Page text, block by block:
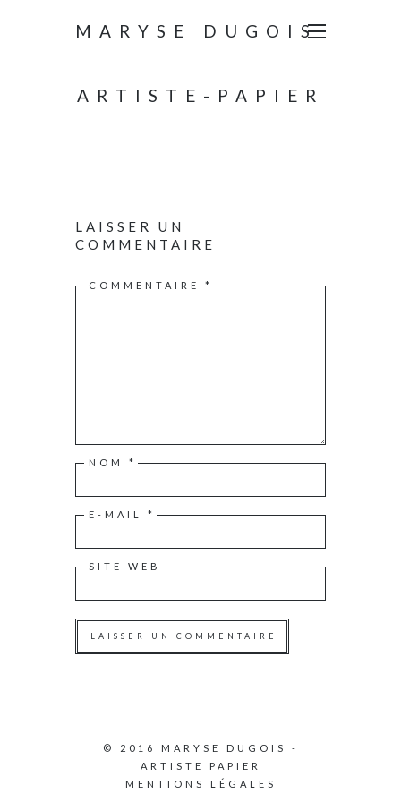
MARYSE DUGOIS
ARTISTE-PAPIER
LAISSER UN
COMMENTAIRE
COMMENTAIRE *
NOM *
E-MAIL *
SITE WEB
© 2016 MARYSE DUGOIS -
ARTISTE PAPIER
MENTIONS LÉGALES